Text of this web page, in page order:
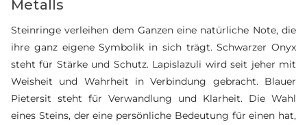
Metalls
Steinringe verleihen dem Ganzen eine natürliche Note, die
ihre ganz eigene Symbolik in sich trägt. Schwarzer Onyx
steht für Stärke und Schutz. Lapislazuli wird seit jeher mit
Weisheit und Wahrheit in Verbindung gebracht. Blauer
Pietersit steht für Verwandlung und Klarheit. Die Wahl
eines Steins, der eine persönliche Bedeutung für einen hat,